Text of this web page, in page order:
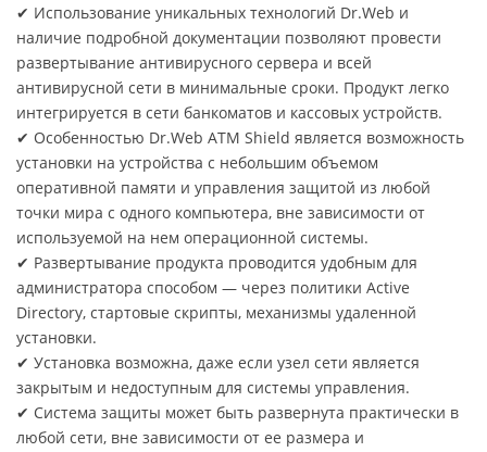
✔ Использование уникальных технологий Dr.Web и
наличие подробной документации позволяют провести
развертывание антивирусного сервера и всей
антивирусной сети в минимальные сроки. Продукт легко
интегрируется в сети банкоматов и кассовых устройств.
✔ Особенностью Dr.Web ATM Shield является возможность
установки на устройства с небольшим объемом
оперативной памяти и управления защитой из любой
точки мира с одного компьютера, вне зависимости от
используемой на нем операционной системы.
✔ Развертывание продукта проводится удобным для
администратора способом — через политики Active
Directory, стартовые скрипты, механизмы удаленной
установки.
✔ Установка возможна, даже если узел сети является
закрытым и недоступным для системы управления.
✔ Система защиты может быть развернута практически в
любой сети, вне зависимости от ее размера и